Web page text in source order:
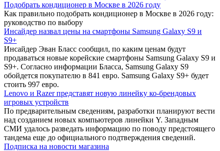
Подобрать кондиционер в Москве в 2026 году
Как правильно подобрать кондиционер в Москве в 2026 году:
руководство по выбору
Инсайдер назвал цены на смартфоны Samsung Galaxy S9 и
S9+
Инсайдер Эван Бласс сообщил, по каким ценам будут
продаваться новые корейские смартфоны Samsung Galaxy S9 и
S9+. Согласно информации Бласса, Samsung Galaxy S9
обойдется покупателю в 841 евро. Samsung Galaxy S9+ будет
стоить 997 евро.
Lenovo и Razer представят новую линейку ко-брендовых
игровых устройств
По предварительным сведениям, разработки планируют вести
над созданием новых компьютеров линейки Y. Западным
СМИ удалось разведать информацию по поводу предстоящего
тандема еще до официального подтверждения сведений.
Подписка на новости магазина